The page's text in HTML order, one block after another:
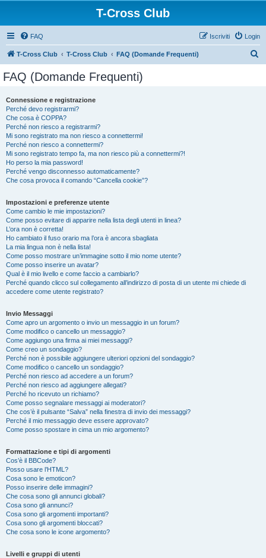
T-Cross Club
FAQ Login
Iscriviti
T-Cross Club T-Cross Club FAQ (Domande Frequenti)
FAQ (Domande Frequenti)
Connessione e registrazione
Perché devo registrarmi?
Che cosa è COPPA?
Perché non riesco a registrarmi?
Mi sono registrato ma non riesco a connettermi!
Perché non riesco a connettermi?
Mi sono registrato tempo fa, ma non riesco più a connettermi?!
Ho perso la mia password!
Perché vengo disconnesso automaticamente?
Che cosa provoca il comando “Cancella cookie”?
Impostazioni e preferenze utente
Come cambio le mie impostazioni?
Come posso evitare di apparire nella lista degli utenti in linea?
L’ora non è corretta!
Ho cambiato il fuso orario ma l’ora è ancora sbagliata
La mia lingua non è nella lista!
Come posso mostrare un’immagine sotto il mio nome utente?
Come posso inserire un avatar?
Qual è il mio livello e come faccio a cambiarlo?
Perché quando clicco sul collegamento all’indirizzo di posta di un utente mi chiede di
accedere come utente registrato?
Invio Messaggi
Come apro un argomento o invio un messaggio in un forum?
Come modifico o cancello un messaggio?
Come aggiungo una firma ai miei messaggi?
Come creo un sondaggio?
Perché non è possibile aggiungere ulteriori opzioni del sondaggio?
Come modifico o cancello un sondaggio?
Perché non riesco ad accedere a un forum?
Perché non riesco ad aggiungere allegati?
Perché ho ricevuto un richiamo?
Come posso segnalare messaggi ai moderatori?
Che cos’è il pulsante “Salva” nella finestra di invio dei messaggi?
Perché il mio messaggio deve essere approvato?
Come posso spostare in cima un mio argomento?
Formattazione e tipi di argomenti
Cos’è il BBCode?
Posso usare l’HTML?
Cosa sono le emoticon?
Posso inserire delle immagini?
Che cosa sono gli annunci globali?
Cosa sono gli annunci?
Cosa sono gli argomenti importanti?
Cosa sono gli argomenti bloccati?
Che cosa sono le icone argomento?
Livelli e gruppi di utenti